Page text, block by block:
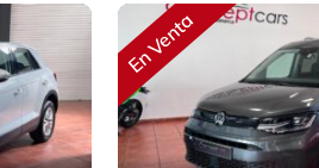
En Venta